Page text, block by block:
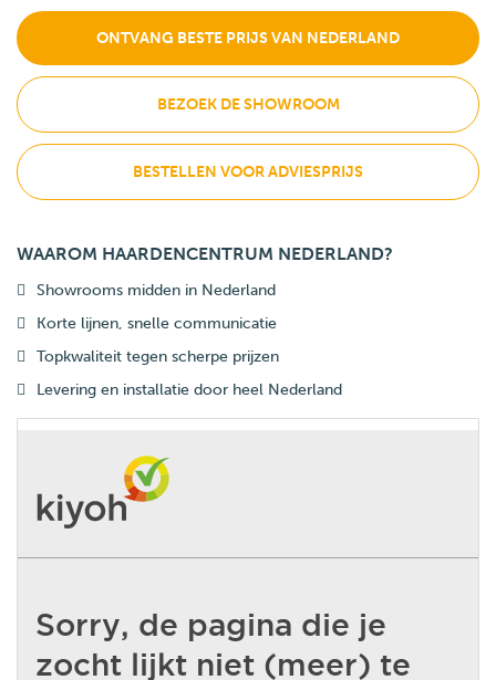
ONTVANG BESTE PRIJS VAN NEDERLAND
BEZOEK DE SHOWROOM
BESTELLEN VOOR ADVIESPRIJS
WAAROM HAARDENCENTRUM NEDERLAND?
Showrooms midden in Nederland
Korte lijnen, snelle communicatie
Topkwaliteit tegen scherpe prijzen
Levering en installatie door heel Nederland